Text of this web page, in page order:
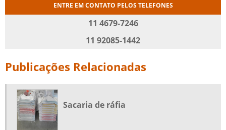
SACARIA DE RÁFIA
SACO BIG BAGS
SACO DE RÁFIA BIG BAG
SACO DE RÁFIA COM ILHÓS
ENTRE EM CONTATO PELOS TELEFONES
11 4679-7246
11 92085-1442
Publicações Relacionadas
Sacaria de ráfia